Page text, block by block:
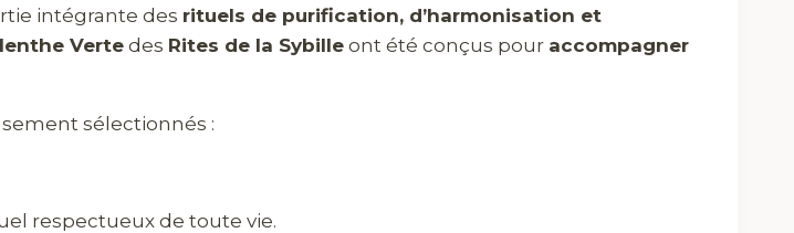
intégrante des rituels de purification, d’harmonisation et
Verte des Rites de la Sybille ont été conçus pour accompagner
sélectionnés :
respectueux de toute vie.